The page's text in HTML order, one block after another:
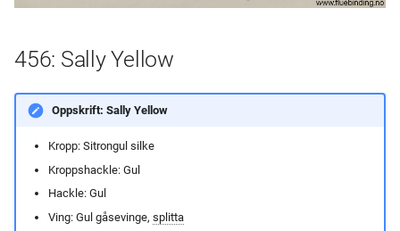
456: Sally Yellow
Oppskrift: Sally Yellow
Kropp: Sitrongul silke
Kroppshackle: Gul
Hackle: Gul
Ving: Gul gåsevinge, splitta